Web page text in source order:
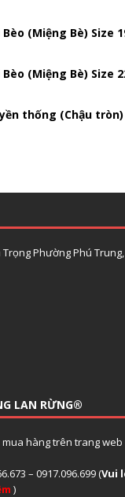
(Miệng Bè) Size
(Miệng Bè) Size
thống (Chậu tròn)
Phường Phú
LAN RỪNG®
hàng trên trang
– 0917.096.699 (Vui
)